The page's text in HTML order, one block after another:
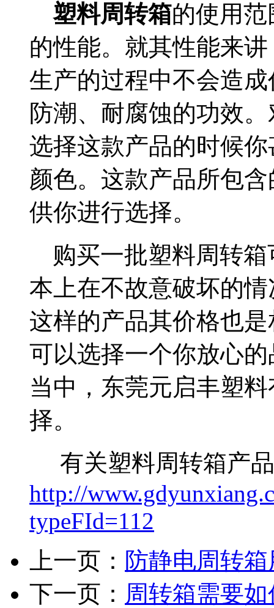
塑料周转箱的使用
的性能。就其性能来
生产的过程中不会造
防潮、耐腐蚀的功效
选择这款产品的时候
颜色。这款产品所包
供你进行选择。
购买一批塑料周转
本上在不故意破坏的
这样的产品其价格也
可以选择一个你放心
当中，东莞元启丰塑
择。
有关塑料周转箱产
http://
typeFId=112
上一页： 防静电周转
下一页： 周转箱需要